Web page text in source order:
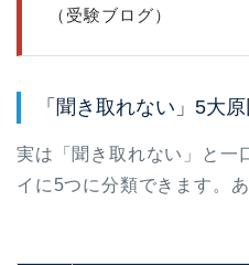
（受験ブログ）
「聞き取れない」5大
実は「聞き取れない」と一
イに5つに分類できます。